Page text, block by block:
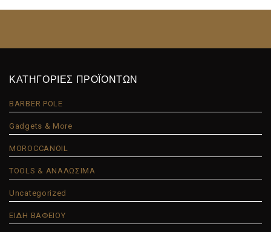
ΚΑΤΗΓΟΡΙΕΣ ΠΡΟΪΟΝΤΩΝ
BARBER POLE
Gadgets & More
MOROCCANOIL
TOOLS & ΑΝΑΛΩΣΙΜΑ
Uncategorized
ΕΙΔΗ ΒΑΦΕΙΟΥ